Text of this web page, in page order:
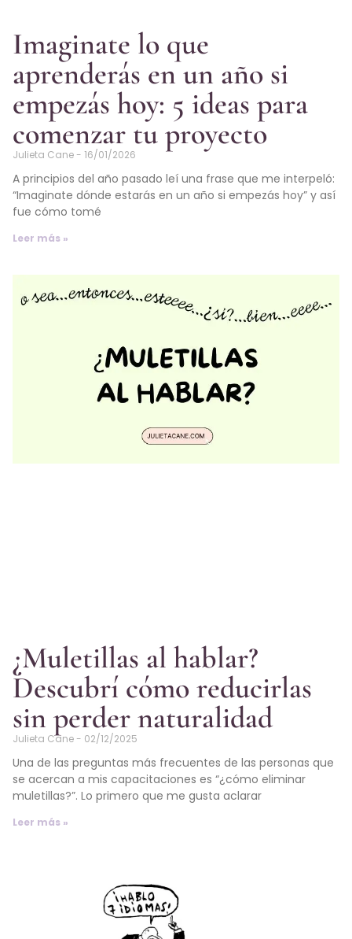
Imaginate lo que
aprenderás en un año si
empezás hoy: 5 ideas para
comenzar tu proyecto
Julieta Cane 16/01/2026
A principios del año pasado leí una frase que me interpeló:
“Imaginate dónde estarás en un año si empezás hoy” y así
fue cómo tomé
Leer más »
¿Muletillas al hablar?
Descubrí cómo reducirlas
sin perder naturalidad
Julieta Cane 02/12/2025
Una de las preguntas más frecuentes de las personas que
se acercan a mis capacitaciones es “¿cómo eliminar
muletillas?”. Lo primero que me gusta aclarar
Leer más »